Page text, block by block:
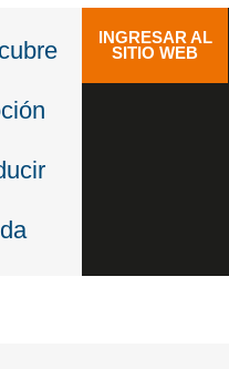
INGRESAR AL
SITIO WEB